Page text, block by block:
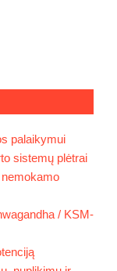
palaikymui
sistemų plėtrai
/ KSM-